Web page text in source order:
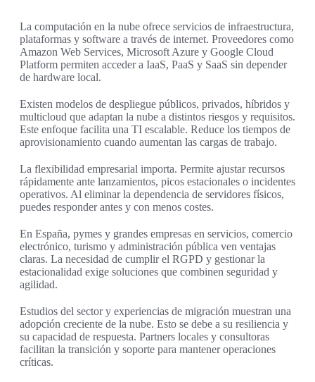
La computación en la nube ofrece servicios de infraestructura,
plataformas y software a través de internet. Proveedores como
Amazon Web Services, Microsoft Azure y Google Cloud
Platform permiten acceder a IaaS, PaaS y SaaS sin depender
de hardware local.
Existen modelos de despliegue públicos, privados, híbridos y
multicloud que adaptan la nube a distintos riesgos y requisitos.
Este enfoque facilita una TI escalable. Reduce los tiempos de
aprovisionamiento cuando aumentan las cargas de trabajo.
La flexibilidad empresarial importa. Permite ajustar recursos
rápidamente ante lanzamientos, picos estacionales o incidentes
operativos. Al eliminar la dependencia de servidores físicos,
puedes responder antes y con menos costes.
En España, pymes y grandes empresas en servicios, comercio
electrónico, turismo y administración pública ven ventajas
claras. La necesidad de cumplir el RGPD y gestionar la
estacionalidad exige soluciones que combinen seguridad y
agilidad.
Estudios del sector y experiencias de migración muestran una
adopción creciente de la nube. Esto se debe a su resiliencia y
su capacidad de respuesta. Partners locales y consultoras
facilitan la transición y soporte para mantener operaciones
críticas.